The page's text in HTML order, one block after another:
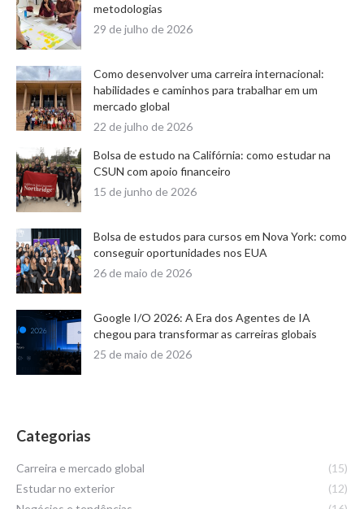
metodologias
29 de julho de 2026
Como desenvolver uma carreira internacional:
habilidades e caminhos para trabalhar em um
mercado global
22 de julho de 2026
Bolsa de estudo na Califórnia: como estudar na
CSUN com apoio financeiro
15 de junho de 2026
Bolsa de estudos para cursos em Nova York: como
conseguir oportunidades nos EUA
26 de maio de 2026
Google I/O 2026: A Era dos Agentes de IA
chegou para transformar as carreiras globais
25 de maio de 2026
Categorias
Carreira e mercado global
(15)
Estudar no exterior
(12)